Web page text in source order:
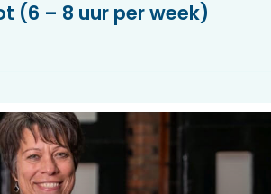
(6 – 8 uur per week)